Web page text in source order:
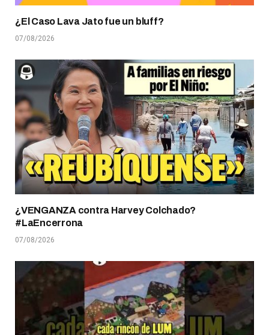
¿El Caso Lava Jato fue un bluff?
07/08/2026
¿VENGANZA contra Harvey Colchado?
#LaEncerrona
07/08/2026